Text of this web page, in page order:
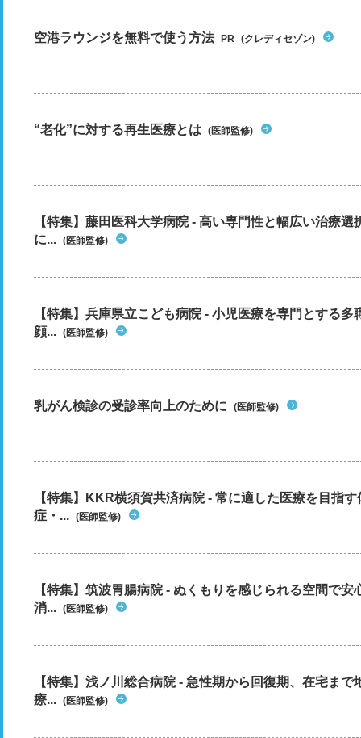
空港ラウンジを無料で使う方法 PR (クレディセゾン)
“老化”に対する再生医療とは (医師監修)
【特集】藤田医科大学病院 - 高い専門性と幅広い治療
に... (医師監修)
【特集】兵庫県立こども病院 - 小児医療を専門とする
顔... (医師監修)
乳がん検診の受診率向上のために (医師監修)
【特集】KKR横須賀共済病院 - 常に適した医療を目指
症・... (医師監修)
【特集】筑波胃腸病院 - ぬくもりを感じられる空間で
消... (医師監修)
【特集】浅ノ川総合病院 - 急性期から回復期、在宅ま
療... (医師監修)